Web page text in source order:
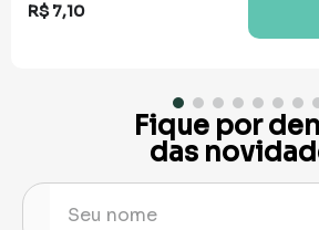
R$ 7,10
Fique por
das